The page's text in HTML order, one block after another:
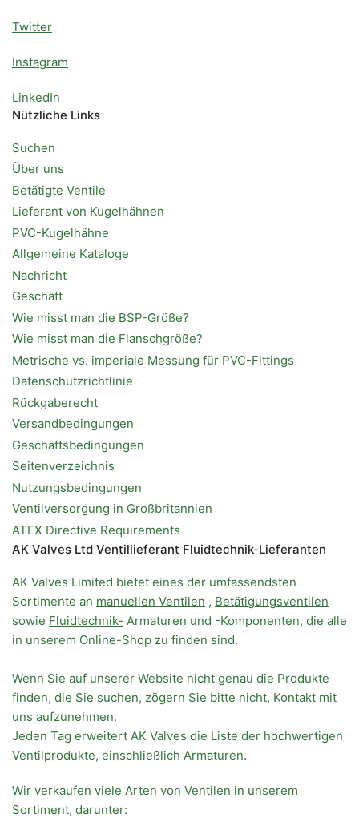
Twitter
Instagram
LinkedIn
Nützliche Links
Suchen
Über uns
Betätigte Ventile
Lieferant von Kugelhähnen
PVC-Kugelhähne
Allgemeine Kataloge
Nachricht
Geschäft
Wie misst man die BSP-Größe?
Wie misst man die Flanschgröße?
Metrische vs. imperiale Messung für PVC-Fittings
Datenschutzrichtlinie
Rückgaberecht
Versandbedingungen
Geschäftsbedingungen
Seitenverzeichnis
Nutzungsbedingungen
Ventilversorgung in Großbritannien
ATEX Directive Requirements
AK Valves Ltd Ventillieferant Fluidtechnik-Lieferanten
AK Valves Limited bietet eines der umfassendsten
Sortimente an manuellen Ventilen , Betätigungsventilen
sowie Fluidtechnik- Armaturen und -Komponenten, die alle
in unserem Online-Shop zu finden sind.
Wenn Sie auf unserer Website nicht genau die Produkte
finden, die Sie suchen, zögern Sie bitte nicht, Kontakt mit
uns aufzunehmen.
Jeden Tag erweitert AK Valves die Liste der hochwertigen
Ventilprodukte, einschließlich Armaturen.
Wir verkaufen viele Arten von Ventilen in unserem
Sortiment, darunter: